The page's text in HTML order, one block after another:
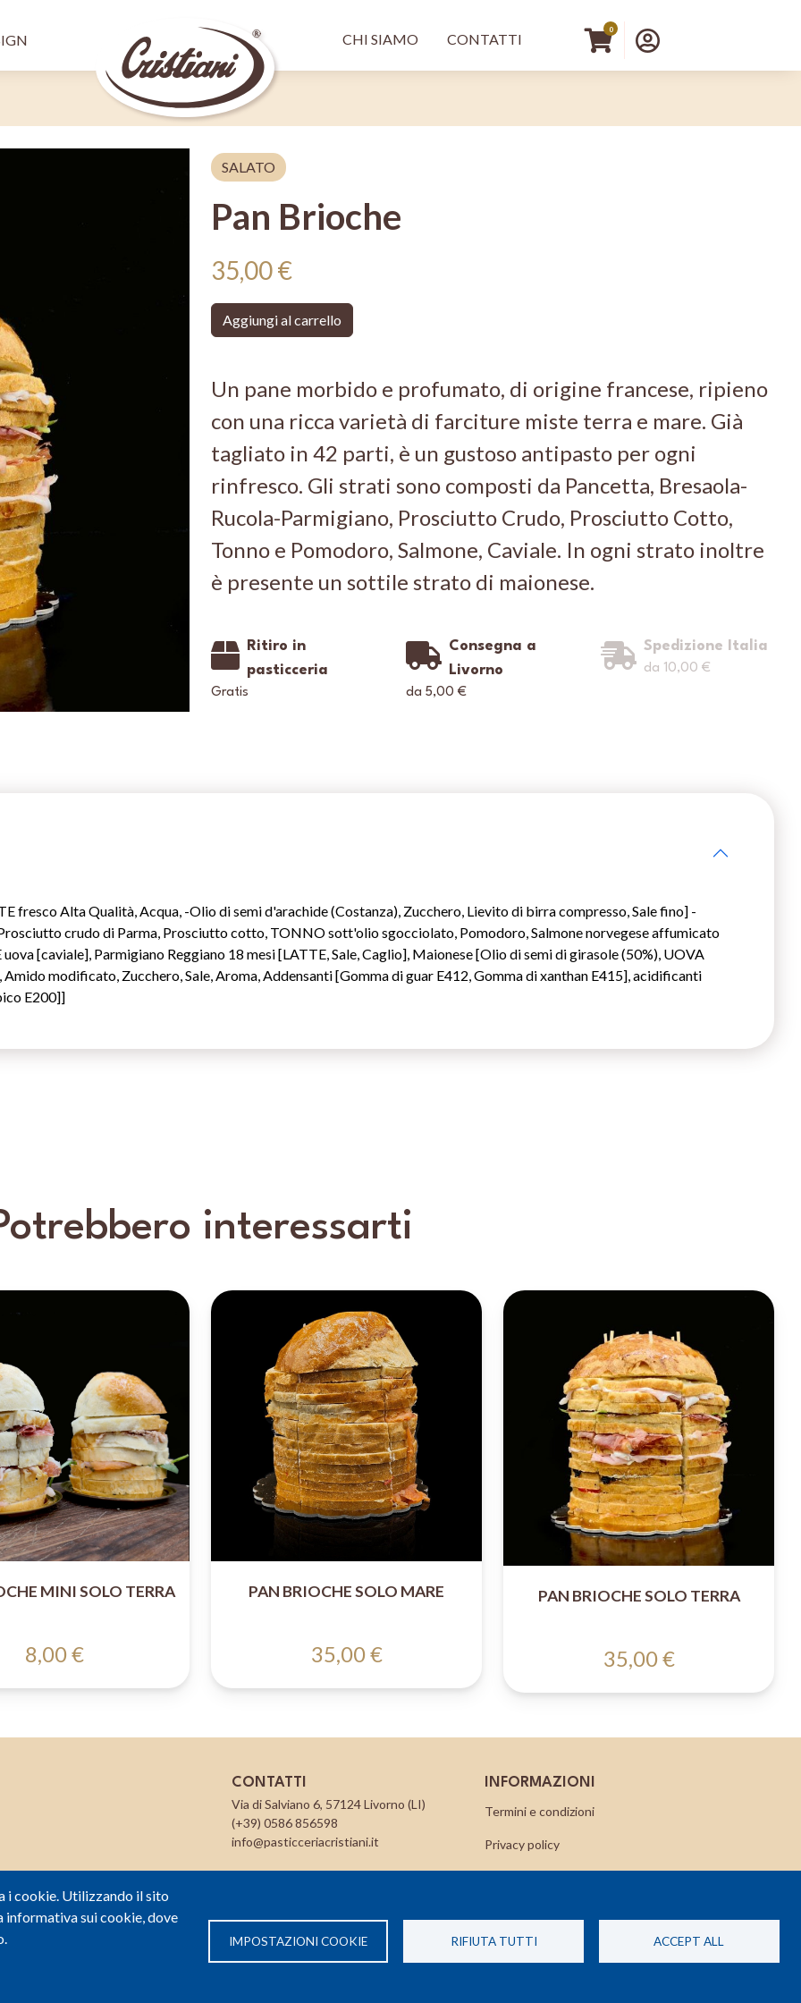
i cookie. Utilizzando il sito
informativa sui cookie, dove
IMPOSTAZIONI COOKIE RIFIUTA TUTTI ACCEPT ALL
SX Menù principale DX
CHI SIAMO CONTATTI
0 Menu profilo
SALATO
Pan Brioche
35,00 €
Aggiungi al carrello
Un pane morbido e profumato, di origine francese, ripieno
con una ricca varietà di farciture miste terra e mare. Già
tagliato in 42 parti, è un gustoso antipasto per ogni
rinfresco. Gli strati sono composti da Pancetta, Bresaola-
Rucola-Parmigiano, Prosciutto Crudo, Prosciutto Cotto,
Tonno e Pomodoro, Salmone, Caviale. In ogni strato inoltre
è presente un sottile strato di maionese.
Ritiro in
pasticceria
Gratis
Consegna a
Livorno
da 5,00 €
Spedizione Italia
da 10,00 €
fresco Alta Qualità, Acqua, -Olio di semi d'arachide (Costanza), Zucchero, Lievito di birra compresso, Sale fino] -
crudo di Parma, Prosciutto cotto, TONNO sott'olio sgocciolato, Pomodoro, Salmone norvegese affumicato
[caviale], Parmigiano Reggiano 18 mesi [LATTE, Sale, Caglio], Maionese [Olio di semi di girasole (50%), UOVA
modificato, Zucchero, Sale, Aroma, Addensanti [Gomma di guar E412, Gomma di xanthan E415], acidificanti
E200]]
interessarti
MINI SOLO TERRA
8,00 €
PAN BRIOCHE SOLO MARE
35,00 €
PAN BRIOCHE SOLO TERRA
35,00 €
CONTATTI
Via di Salviano 6, 57124 Livorno (LI)
(+39) 0586 856598
info@pasticceriacristiani.it
INFORMAZIONI
Termini e condizioni
Privacy policy
Richiedi un reso